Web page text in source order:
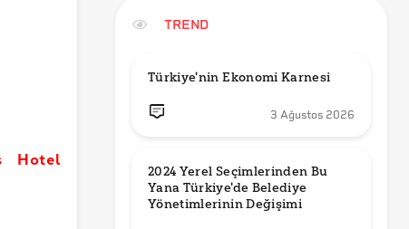
Hotel
TREND
Türkiye'nin Ekonomi Karnesi
3 Ağustos 2026
2024 Yerel Seçimlerinden Bu
Yana Türkiye'de Belediye
Yönetimlerinin Değişimi